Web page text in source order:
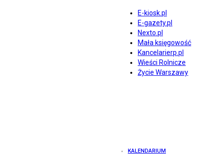
E-kiosk.pl
E-gazety.pl
Nexto.pl
Mała księgowość
Kancelarierp.pl
Wieści Rolnicze
Życie Warszawy
KALENDARIUM